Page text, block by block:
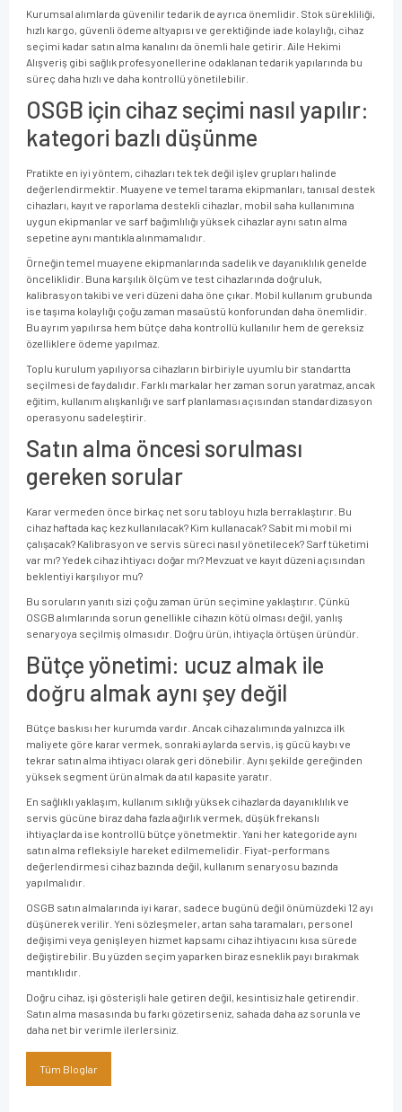
Kurumsal alımlarda güvenilir tedarik de ayrıca önemlidir. Stok sürekliliği,
hızlı kargo, güvenli ödeme altyapısı ve gerektiğinde iade kolaylığı, cihaz
seçimi kadar satın alma kanalını da önemli hale getirir. Aile Hekimi
Alışveriş gibi sağlık profesyonellerine odaklanan tedarik yapılarında bu
süreç daha hızlı ve daha kontrollü yönetilebilir.
OSGB için cihaz seçimi nasıl yapılır:
kategori bazlı düşünme
Pratikte en iyi yöntem, cihazları tek tek değil işlev grupları halinde
değerlendirmektir. Muayene ve temel tarama ekipmanları, tanısal destek
cihazları, kayıt ve raporlama destekli cihazlar, mobil saha kullanımına
uygun ekipmanlar ve sarf bağımlılığı yüksek cihazlar aynı satın alma
sepetine aynı mantıkla alınmamalıdır.
Örneğin temel muayene ekipmanlarında sadelik ve dayanıklılık genelde
önceliklidir. Buna karşılık ölçüm ve test cihazlarında doğruluk,
kalibrasyon takibi ve veri düzeni daha öne çıkar. Mobil kullanım grubunda
ise taşıma kolaylığı çoğu zaman masaüstü konforundan daha önemlidir.
Bu ayrım yapılırsa hem bütçe daha kontrollü kullanılır hem de gereksiz
özelliklere ödeme yapılmaz.
Toplu kurulum yapılıyorsa cihazların birbiriyle uyumlu bir standartta
seçilmesi de faydalıdır. Farklı markalar her zaman sorun yaratmaz, ancak
eğitim, kullanım alışkanlığı ve sarf planlaması açısından standardizasyon
operasyonu sadeleştirir.
Satın alma öncesi sorulması
gereken sorular
Karar vermeden önce birkaç net soru tabloyu hızla berraklaştırır. Bu
cihaz haftada kaç kez kullanılacak? Kim kullanacak? Sabit mi mobil mi
çalışacak? Kalibrasyon ve servis süreci nasıl yönetilecek? Sarf tüketimi
var mı? Yedek cihaz ihtiyacı doğar mı? Mevzuat ve kayıt düzeni açısından
beklentiyi karşılıyor mu?
Bu soruların yanıtı sizi çoğu zaman ürün seçimine yaklaştırır. Çünkü
OSGB alımlarında sorun genellikle cihazın kötü olması değil, yanlış
senaryoya seçilmiş olmasıdır. Doğru ürün, ihtiyaçla örtüşen üründür.
Bütçe yönetimi: ucuz almak ile
doğru almak aynı şey değil
Bütçe baskısı her kurumda vardır. Ancak cihaz alımında yalnızca ilk
maliyete göre karar vermek, sonraki aylarda servis, iş gücü kaybı ve
tekrar satın alma ihtiyacı olarak geri dönebilir. Aynı şekilde gereğinden
yüksek segment ürün almak da atıl kapasite yaratır.
En sağlıklı yaklaşım, kullanım sıklığı yüksek cihazlarda dayanıklılık ve
servis gücüne biraz daha fazla ağırlık vermek, düşük frekanslı
ihtiyaçlarda ise kontrollü bütçe yönetmektir. Yani her kategoride aynı
satın alma refleksiyle hareket edilmemelidir. Fiyat-performans
değerlendirmesi cihaz bazında değil, kullanım senaryosu bazında
yapılmalıdır.
OSGB satın almalarında iyi karar, sadece bugünü değil önümüzdeki 12 ayı
düşünerek verilir. Yeni sözleşmeler, artan saha taramaları, personel
değişimi veya genişleyen hizmet kapsamı cihaz ihtiyacını kısa sürede
değiştirebilir. Bu yüzden seçim yaparken biraz esneklik payı bırakmak
mantıklıdır.
Doğru cihaz, işi gösterişli hale getiren değil, kesintisiz hale getirendir.
Satın alma masasında bu farkı gözetirseniz, sahada daha az sorunla ve
daha net bir verimle ilerlersiniz.
Tüm Bloglar